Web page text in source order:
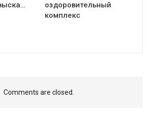
оздоровительный
комплекс
Comments are closed.